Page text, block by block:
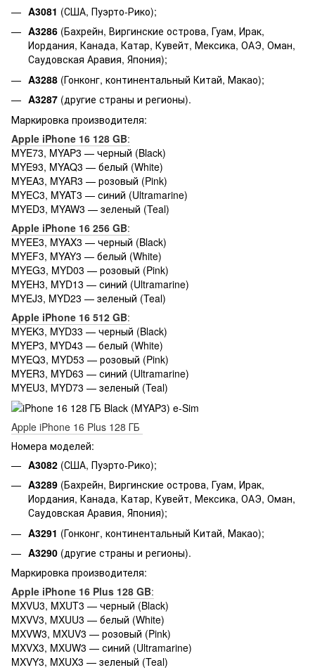
A3081 (США, Пуэрто-Рико);
A3286 (Бахрейн, Виргинские острова, Гуам, Ирак,
Иордания, Канада, Катар, Кувейт, Мексика, ОАЭ, Оман,
Саудовская Аравия, Япония);
A3288 (Гонконг, континентальный Китай, Макао);
A3287 (другие страны и регионы).
Маркировка производителя:
Apple iPhone 16 128 GB:
MYE73, MYAP3 — черный (Black)
MYE93, MYAQ3 — белый (White)
MYEA3, MYAR3 — розовый (Pink)
MYEC3, MYAT3 — синий (Ultramarine)
MYED3, MYAW3 — зеленый (Teal)
Apple iPhone 16 256 GB:
MYEE3, MYAX3 — черный (Black)
MYEF3, MYAY3 — белый (White)
MYEG3, MYD03 — розовый (Pink)
MYEH3, MYD13 — синий (Ultramarine)
MYEJ3, MYD23 — зеленый (Teal)
Apple iPhone 16 512 GB:
MYEK3, MYD33 — черный (Black)
MYEP3, MYD43 — белый (White)
MYEQ3, MYD53 — розовый (Pink)
MYER3, MYD63 — синий (Ultramarine)
MYEU3, MYD73 — зеленый (Teal)
Apple iPhone 16 Plus 128 ГБ
Номера моделей:
A3082 (США, Пуэрто-Рико);
A3289 (Бахрейн, Виргинские острова, Гуам, Ирак,
Иордания, Канада, Катар, Кувейт, Мексика, ОАЭ, Оман,
Саудовская Аравия, Япония);
A3291 (Гонконг, континентальный Китай, Макао);
A3290 (другие страны и регионы).
Маркировка производителя:
Apple iPhone 16 Plus 128 GB:
MXVU3, MXUT3 — черный (Black)
MXVV3, MXUU3 — белый (White)
MXVW3, MXUV3 — розовый (Pink)
MXVX3, MXUW3 — синий (Ultramarine)
MXVY3, MXUX3 — зеленый (Teal)